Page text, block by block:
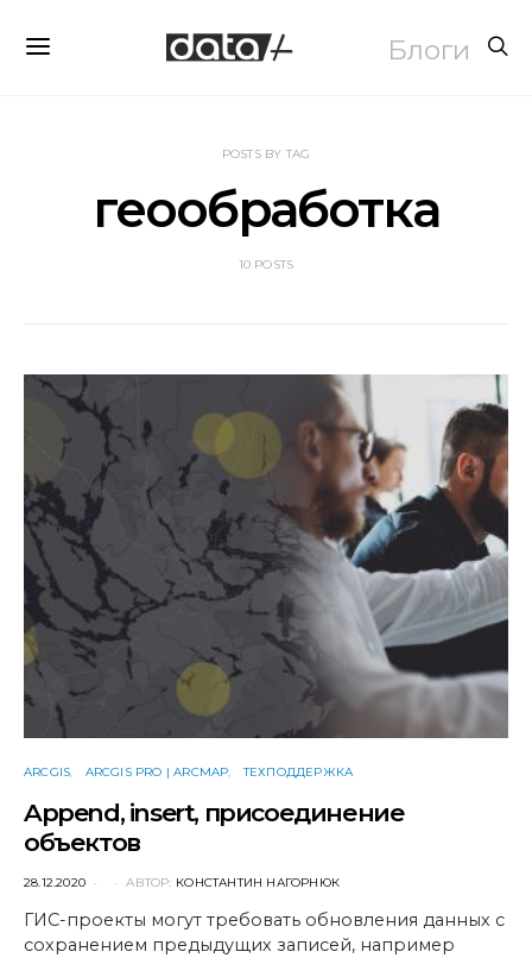
Блоги
POSTS BY TAG
геообработка
10 POSTS
ARCGIS ARCGIS PRO | ARCMAP ТЕХПОДДЕРЖКА
Append, insert, присоединение
объектов
POSTED
28.12.2020 АВТОР: КОНСТАНТИН НАГОРНЮК
ГИС-проекты могут требовать обновления данных с
сохранением предыдущих записей, например